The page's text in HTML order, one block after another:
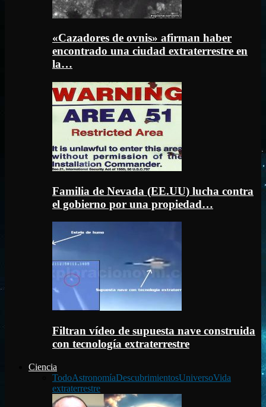
«Cazadores de ovnis» afirman haber
encontrado una ciudad extraterrestre en
la…
Familia de Nevada (EE.UU) lucha contra
el gobierno por una propiedad…
Filtran vídeo de supuesta nave construida
con tecnología extraterrestre
Ciencia
TodoAstronomíaDescubrimientosUniversoVida
extraterrestre